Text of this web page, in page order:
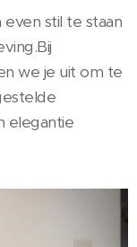
stil te staan
we je uit om te
elegantie